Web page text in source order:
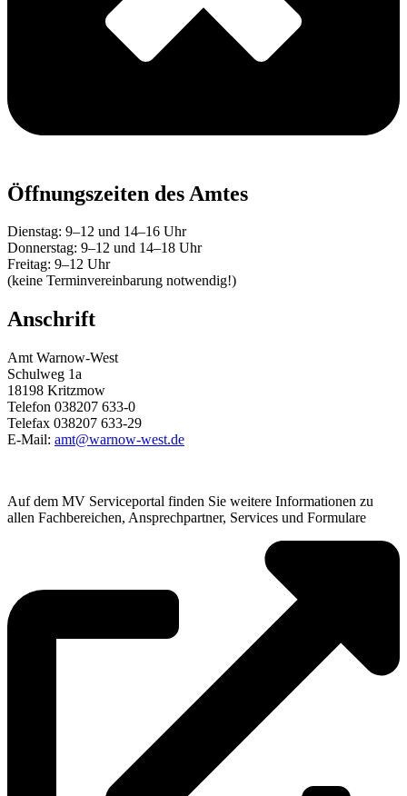
Öffnungszeiten des Amtes
Dienstag: 9–12 und 14–16 Uhr
Donnerstag: 9–12 und 14–18 Uhr
Freitag: 9–12 Uhr
(keine Terminvereinbarung notwendig!)
Anschrift
Amt Warnow-West
Schulweg 1a
18198 Kritzmow
Telefon 038207 633-0
Telefax 038207 633-29
E-Mail: amt@warnow-west.de
Auf dem MV Serviceportal finden Sie weitere Informationen zu
allen Fachbereichen, Ansprechpartner, Services und Formulare